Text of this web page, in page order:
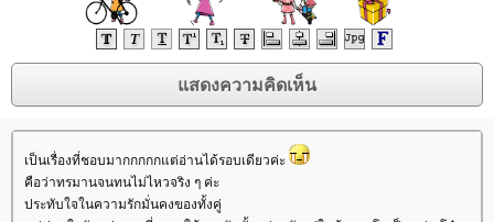
เป็นเรื่องที่ชอบมากกกกกแต่อ่านได้รอบเดียวค่ะ
คือว่าทรมานจนทนไม่ไหวจริง ๆ ค่ะ
ประทับใจในความรักมั่นคงของทั้งคู่